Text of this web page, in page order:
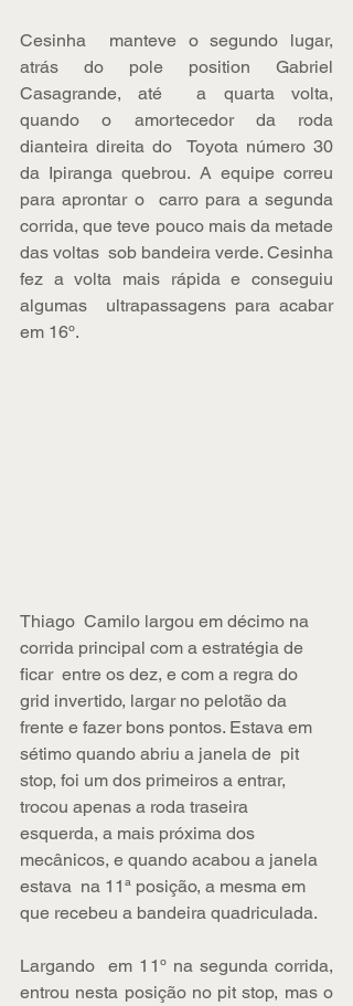
Cesinha  manteve o segundo lugar,
atrás do pole position Gabriel
Casagrande, até  a quarta volta,
quando o amortecedor da roda
dianteira direita do  Toyota número 30
da Ipiranga quebrou. A equipe correu
para aprontar o  carro para a segunda
corrida, que teve pouco mais da metade
das voltas  sob bandeira verde. Cesinha
fez a volta mais rápida e conseguiu
algumas  ultrapassagens para acabar
em 16º.
Thiago  Camilo largou em décimo na
corrida principal com a estratégia de
ficar  entre os dez, e com a regra do
grid invertido, largar no pelotão da
frente e fazer bons pontos. Estava em
sétimo quando abriu a janela de  pit
stop, foi um dos primeiros a entrar,
trocou apenas a roda traseira
esquerda, a mais próxima dos
mecânicos, e quando acabou a janela
estava  na 11ª posição, a mesma em
que recebeu a bandeira quadriculada.
Largando  em 11º na segunda corrida,
entrou nesta posição no pit stop, mas o